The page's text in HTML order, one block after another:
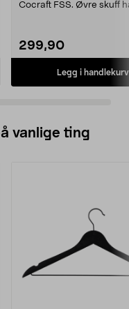
Cocraft FSS. Øvre skuff
299,90
Legg i handlekurv
vanlige ting